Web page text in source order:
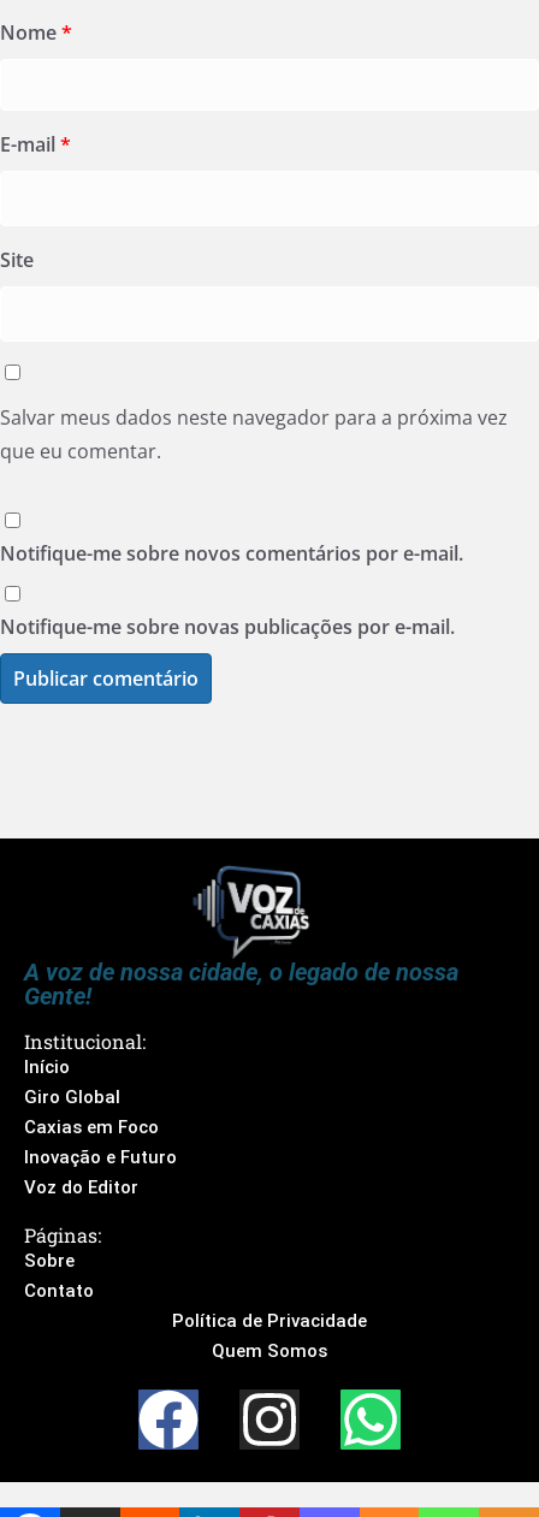
Nome*
E-mail*
Site
Salvar meus dados neste navegador para a próxima vez
que eu comentar.
Notifique-me sobre novos comentários por e-mail.
Notifique-me sobre novas publicações por e-mail.
A voz de nossa cidade, o legado de nossa
Gente!
Institucional:
Início
Giro Global
Caxias em Foco
Inovação e Futuro
Voz do Editor
Páginas:
Sobre
Contato
Política de Privacidade
Quem Somos